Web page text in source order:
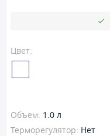
Цвет:
Объем: 1.0 л
Терморегулятор: Нет